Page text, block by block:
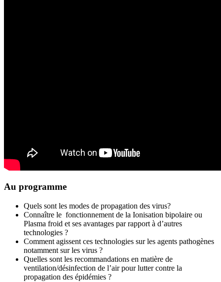
Au programme
Quels sont les modes de propagation des virus?
Connaître le fonctionnement de la Ionisation bipolaire ou
Plasma froid et ses avantages par rapport à d’autres
technologies ?
Comment agissent ces technologies sur les agents pathogènes
notamment sur les virus ?
Quelles sont les recommandations en matière de
ventilation/désinfection de l’air pour lutter contre la
propagation des épidémies ?